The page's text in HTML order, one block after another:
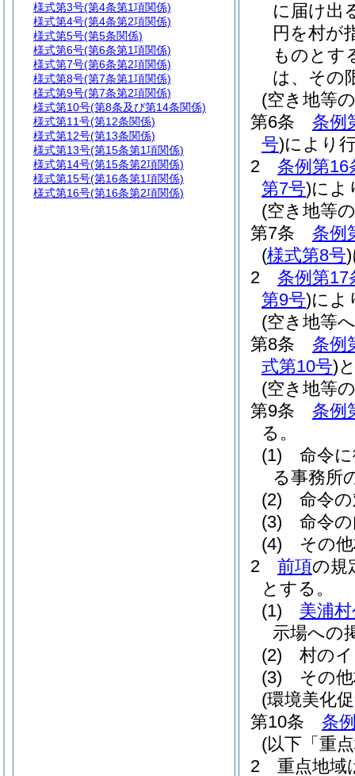
に届け出
円を村が
ものとす
は、その
(空き地等
第6条
条例
号)により
2
条例第16
第7号)によ
(空き地等
第7条
条例
(様式第8号)
2
条例第17
第9号)によ
(空き地等
第8条
条例
式第10号)
(空き地等
第9条
条例
る。
(1)
命令
る事務所
(2)
命令
(3)
命令
(4)
その
2
前項の規
とする。
(1)
美浦
示場への
(2)
村の
(3)
その
(環境美化
第10条
条
(以下「重
2
重点地域
様式第3号(第4条第1項関係)
様式第4号(第4条第2項関係)
様式第5号(第5条関係)
様式第6号(第6条第1項関係)
様式第7号(第6条第2項関係)
様式第8号(第7条第1項関係)
様式第9号(第7条第2項関係)
様式第10号(第8条及び第14条関係)
様式第11号(第12条関係)
様式第12号(第13条関係)
様式第13号(第15条第1項関係)
様式第14号(第15条第2項関係)
様式第15号(第16条第1項関係)
様式第16号(第16条第2項関係)